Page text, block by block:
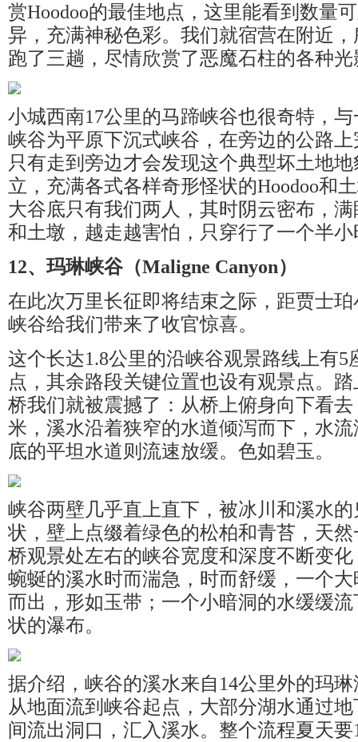
赏Hoodoo的最佳地点，这里能看到数量
异，充满神秘色彩。我们就宿营在附近
跑了三趟，尽情欣赏了恶魔石柱的各种
小城西南17公里的马蹄峡谷也很奇特，
峡谷为平原下沉式峡谷，在旁边的公路
只有走到旁边才会发现这个典型坏土地
立，充满各式各样奇形怪状的Hoodoo和
大谷底只有我们两人，其时阴云密布，满
和土墩，越走越害怕，只穿行了一个半
12、玛琳峡谷（Maligne Canyon）
在此次万里长征即将结束之际，距贾士
峡谷给我们带来了收官惊喜。
这个长达1.8公里的沿峡谷观景路线上有5
点，其余路段关键位置也设有观景点。
桥我们就被震撼了：从桥上俯身向下看
米，溪水沿着狭窄的水道倾泻而下，水
底的平坦水道则流速放缓。色如碧玉。
峡谷两壁几乎直上直下，被冰川和溪水
状，壁上点缀着绿色的松柏和青苔，天
桥观景处左右的峡谷宽度和深度不断变
蜿蜒的溪水时而湍急，时而舒缓，一个
而出，形如玉带；一个小暗洞的水缓缓
状的瀑布。
据介绍，峡谷的溪水来自14公里外的玛
从地面流到峡谷起点，大部分湖水通过
间流出洞口，汇入溪水。整个流程夏天要